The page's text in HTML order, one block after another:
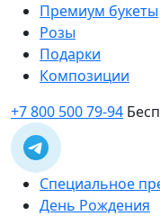
Премиум букеты
Розы
Подарки
Композиции
+7 800 500 79-94
Специальное
День Рождения